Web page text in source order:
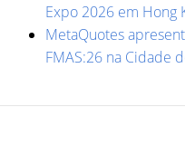
Expo 2026 em Hong
MetaQuotes
FMAS:26 na Cidade